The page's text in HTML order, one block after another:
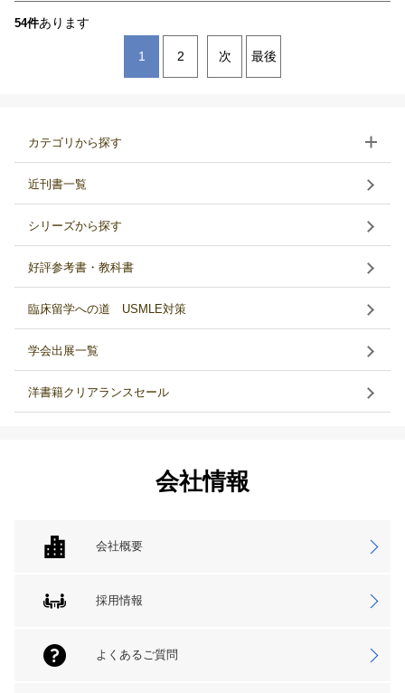
54件あります
1 2 次 最後
カテゴリから探す
近刊書一覧
シリーズから探す
好評参考書・教科書
臨床留学への道 USMLE対策
学会出展一覧
洋書籍クリアランスセール
会社情報
会社概要
採用情報
よくあるご質問